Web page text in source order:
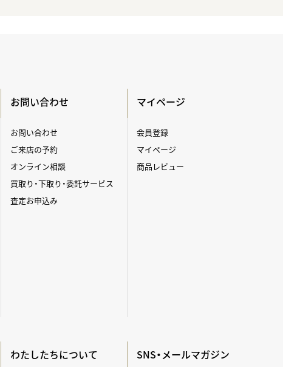
お問い合わせ
お問い合わせ
ご来店の予約
オンライン相談
買取り・下取り・委託サービス
査定お申込み
マイページ
会員登録
マイページ
商品レビュー
わたしたちについて SNS・メールマガジン